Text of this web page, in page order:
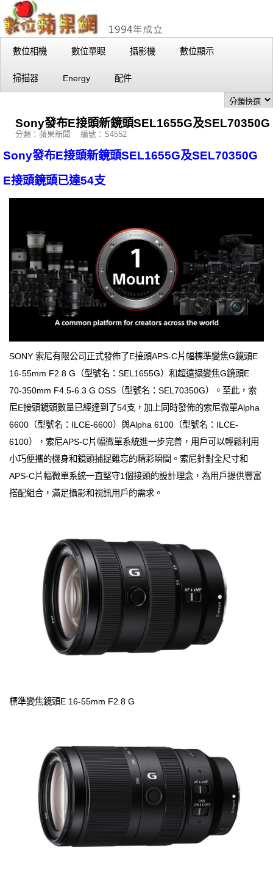
數位相機 數位單眼 攝影機 數位顯示
掃描器 Energy 配件
Sony發布E接頭新鏡頭SEL1655G及SEL70350G
分類：蘋果新聞 編號：S4552
Sony發布E接頭新鏡頭SEL1655G及SEL70350G
E接頭鏡頭已達54支
SONY 索尼有限公司正式發佈了E接頭APS-C片幅標準變焦G鏡頭E
16-55mm F2.8 G（型號名：SEL1655G）和超遠攝變焦G鏡頭E
70-350mm F4.5-6.3 G OSS（型號名：SEL70350G）。至此，索
尼E接頭鏡頭數量已經達到了54支，加上同時發佈的索尼微單Alpha
6600（型號名：ILCE-6600）與Alpha 6100（型號名：ILCE-
6100），索尼APS-C片幅微單系統進一步完善，用戶可以輕鬆利用
小巧便攜的機身和鏡頭捕捉難忘的精彩瞬間。索尼針對全尺寸和
APS-C片幅微單系統一直堅守1個接頭的設計理念，為用戶提供豐富
搭配組合，滿足攝影和視訊用戶的需求。
標準變焦鏡頭E 16-55mm F2.8 G